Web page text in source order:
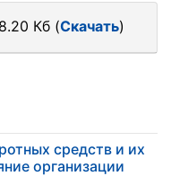
Кб (Скачать)
средств и их
организации